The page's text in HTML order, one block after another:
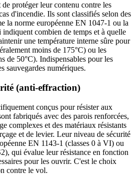
protéger leur contenu contre les
d'incendie. Ils sont classifiés selon des
la norme européenne EN 1047-1 ou la
combien de temps et à quelle
une température interne sûre pour
moins de 175°C) ou les
de 50°C). Indispensables pour les
sauvegardes numériques.
(anti-effraction)
conçus pour résister aux
fabriqués avec des parois renforcées,
complexes et des matériaux résistants
et de levier. Leur niveau de sécurité
EN 1143-1 (classes 0 à VI) ou
qui évalue leur résistance en fonction
pour les ouvrir. C'est le choix
contre le vol.